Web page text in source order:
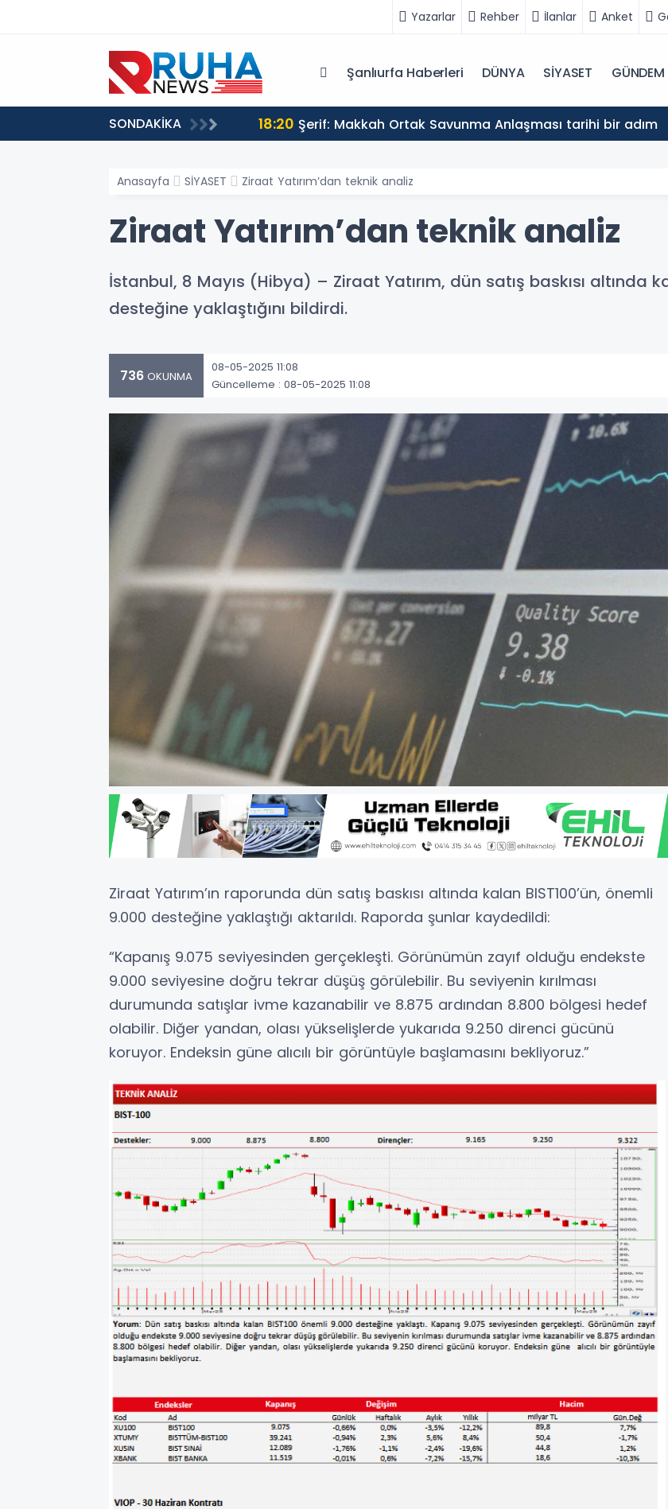
Yazarlar Rehber İlanlar Anket
Şanlıurfa Haberleri DÜNYA SİYASET GÜNDEM
SONDAKİKA 18:20 Şerif: Makkah Ortak Savunma Anlaşması tarihi bir adım
Anasayfa SİYASET Ziraat Yatırım’dan teknik analiz
Ziraat Yatırım’dan teknik analiz
İstanbul, 8 Mayıs (Hibya) – Ziraat Yatırım, dün satış baskısı altında
desteğine yaklaştığını bildirdi.
736 OKUNMA
08-05-2025 11:08
Güncelleme : 08-05-2025 11:08
Ziraat Yatırım’ın raporunda dün satış baskısı altında kalan BIST100’ün, önemli
9.000 desteğine yaklaştığı aktarıldı. Raporda şunlar kaydedildi:
“Kapanış 9.075 seviyesinden gerçekleşti. Görünümün zayıf olduğu endekste
9.000 seviyesine doğru tekrar düşüş görülebilir. Bu seviyenin kırılması
durumunda satışlar ivme kazanabilir ve 8.875 ardından 8.800 bölgesi hedef
olabilir. Diğer yandan, olası yükselişlerde yukarıda 9.250 direnci gücünü
koruyor. Endeksin güne alıcılı bir görüntüyle başlamasını bekliyoruz.”